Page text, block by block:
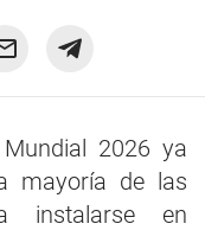
2026 ya
mayoría de las
instalarse en